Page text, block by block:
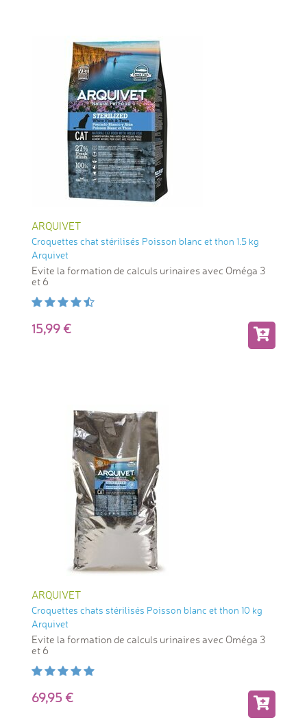
ARQUIVET
Croquettes chat stérilisés Poisson blanc et thon 1.5 kg
Arquivet
Evite la formation de calculs urinaires avec Oméga 3
et 6
15,99
ARQUIVET
Croquettes chats stérilisés Poisson blanc et thon 10 kg
Arquivet
Evite la formation de calculs urinaires avec Oméga 3
et 6
69,95